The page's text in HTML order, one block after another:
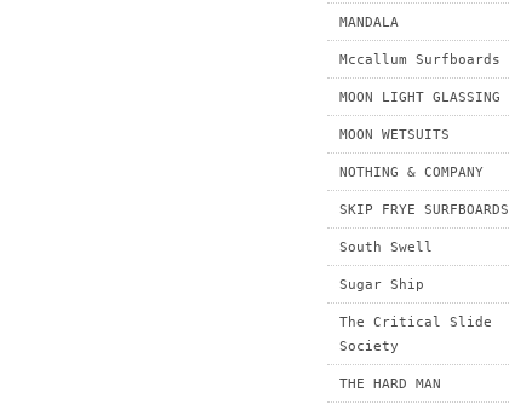
MANDALA
Mccallum Surfboards
MOON LIGHT GLASSING
MOON WETSUITS
NOTHING & COMPANY
SKIP FRYE SURFBOARDS
South Swell
Sugar Ship
The Critical Slide
Society
THE HARD MAN